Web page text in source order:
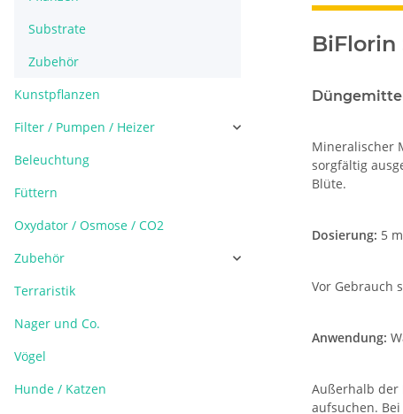
BiFlorin
Mineralischer
sorgfältig
Blüte.
Dosierung: 5
Vor Gebrauch
Anwendung:
Außerhalb der
aufsuchen.
Substrate
Zubehör
Kunstpflanzen
Filter / Pumpen / Heizer
Beleuchtung
Füttern
Oxydator / Osmose / CO2
Zubehör
Terraristik
Nager und Co.
Vögel
Hunde / Katzen